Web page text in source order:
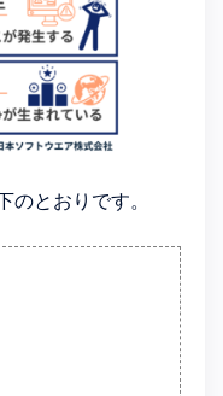
とおりです。